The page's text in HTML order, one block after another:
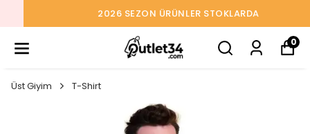
2026 SEZON ÜRÜNLER STOKLARDA
0
Üst Giyim T-Shirt